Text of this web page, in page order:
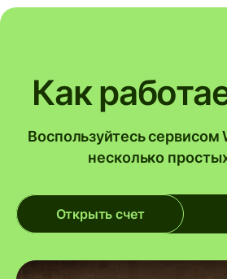
Как
Воспользуйтесь сервисом
несколько
Открыть счет